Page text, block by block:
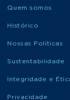
Quem somos
Histórico
Nossas Políticas
Sustentabilidade
Integridade e
Privacidade